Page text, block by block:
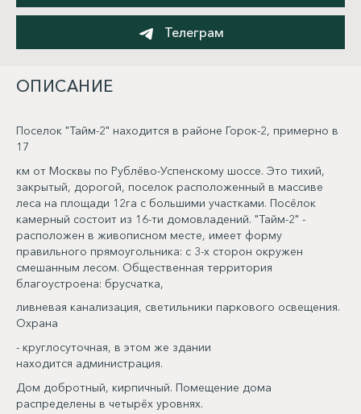
Телеграм
ОПИСАНИЕ
Поселок "Тайм-2" находится в районе Горок-2, примерно в
17
км от Москвы по Рублёво-Успенскому шоссе. Это тихий,
закрытый, дорогой, поселок расположенный в массиве
леса на площади 12га с большими участками. Посёлок
камерный состоит из 16-ти домовладений. "Тайм-2" -
расположен в живописном месте, имеет форму
правильного прямоугольника: с 3-х сторон окружен
смешанным лесом. Общественная территория
благоустроена: брусчатка,
ливневая канализация, светильники паркового освещения.
Охрана
- круглосуточная, в этом же здании
находится администрация.
Дом добротный, кирпичный. Помещение дома
распределены в четырёх уровнях.